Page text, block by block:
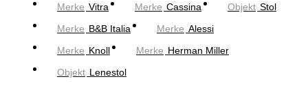
Merke Vitra Merke Cassina Objekt Stol
Merke B&B Italia Merke Alessi
Merke Knoll Merke Herman Miller
Objekt Lenestol